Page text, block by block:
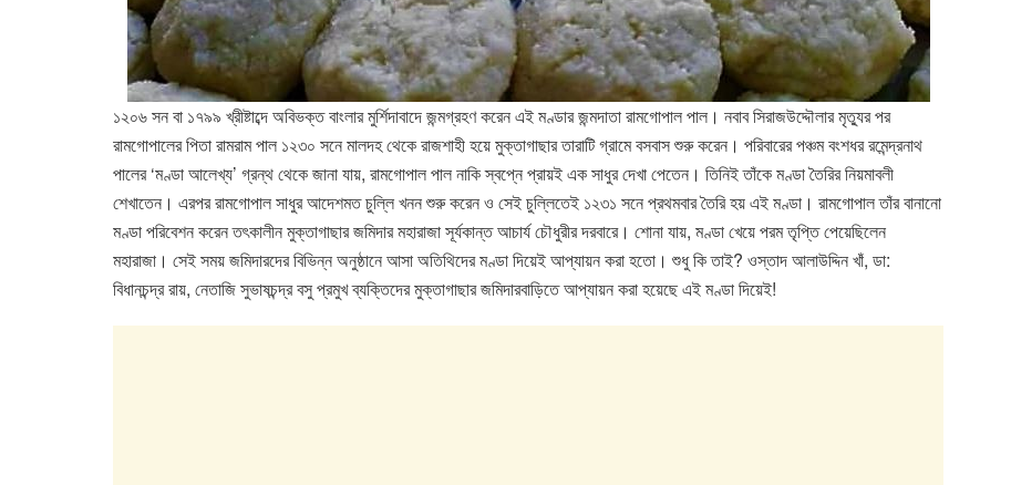
১২০৬ সন বা ১৭৯৯ খ্রীষ্টাব্দে অবিভক্ত বাংলার মুর্শিদাবাদে জন্মগ্রহণ করেন এই মণ্ডার জন্মদাতা রামগোপাল পাল। নবাব সিরাজ‌উদ্দৌলার মৃত্যুর পর
রামগোপালের পিতা রামরাম পাল ১২৩০ সনে মালদহ থেকে রাজশাহী হয়ে মুক্তাগাছার তারাটি গ্রামে বসবাস শুরু করেন। পরিবারের পঞ্চম বংশধর রমেন্দ্রনাথ
পালের ‘মণ্ডা আলেখ্য’ গ্রন্থ থেকে জানা যায়, রামগোপাল পাল নাকি স্বপ্নে প্রায়ই এক সাধুর দেখা পেতেন। তিনিই তাঁকে মণ্ডা তৈরির নিয়মাবলী
শেখাতেন। এরপর রামগোপাল সাধুর আদেশমত চুল্লি খনন শুরু করেন ও সেই চুল্লিতেই ১২৩১ সনে প্রথমবার তৈরি হয় এই মণ্ডা। রামগোপাল তাঁর বানানো
মণ্ডা পরিবেশন করেন তৎকালীন মুক্তাগাছার জমিদার মহারাজা সূর্যকান্ত আচার্য চৌধুরীর দরবারে। শোনা যায়, মণ্ডা খেয়ে পরম তৃপ্তি পেয়েছিলেন
মহারাজা। সেই সময় জমিদারদের বিভিন্ন অনুষ্ঠানে আসা অতিথিদের মণ্ডা দিয়েই আপ্যায়ন করা হতো। শুধু কি তাই? ওস্তাদ আলাউদ্দিন খাঁ, ডা:
বিধানচন্দ্র রায়, নেতাজি সুভাষচন্দ্র বসু প্রমুখ ব্যক্তিদের মুক্তাগাছার জমিদারবাড়িতে আপ্যায়ন করা হয়েছে এই মণ্ডা দিয়েই!